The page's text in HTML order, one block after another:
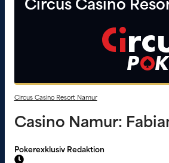
Circus Casino
Circus Casino Resort Namur
Casino Namur:
Pokerexklusiv Redaktion